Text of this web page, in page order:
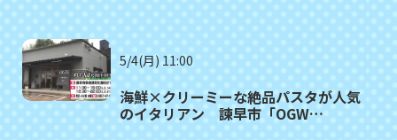
5/4(月) 11:00
海鮮×クリーミーな絶品パスタが人気
のイタリアン 諫早市「OGW